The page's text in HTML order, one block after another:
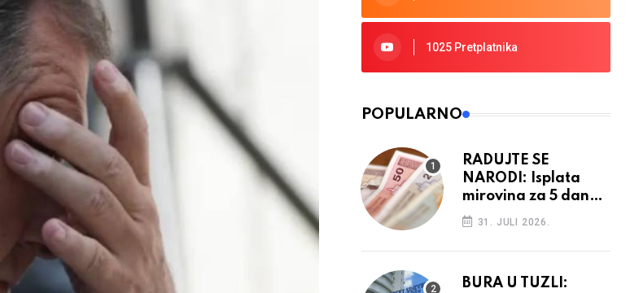
1025 Pretplatnika
POPULARNO
RADUJTE SE
NARODI: Isplata
mirovina za 5 dana,
retroaktivna
povećanja
31. JULI 2026.
BURA U TUZLI: